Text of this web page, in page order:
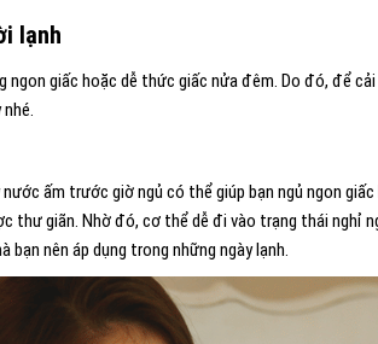
lạnh
giấc hoặc dễ thức giấc nửa đêm. Do đó, để
ấm trước giờ ngủ có thể giúp bạn ngủ ngon
thư giãn. Nhờ đó, cơ thể dễ đi vào trạng thái nghỉ
bạn nên áp dụng trong những ngày lạnh.